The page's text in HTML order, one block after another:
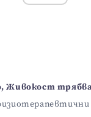
Живокост трябва